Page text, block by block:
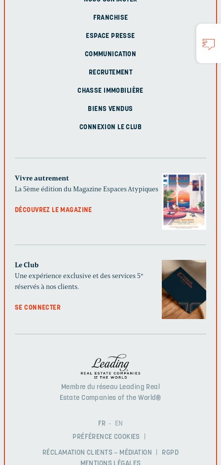
FRANCHISE
ESPACE PRESSE
COMMUNICATION
RECRUTEMENT
CHASSE IMMOBILIÈRE
BIENS VENDUS
CONNEXION LE CLUB
Vivre autrement
La 5ème édition du Magazine Espaces Atypiques
DÉCOUVREZ LE MAGAZINE
Le Club
Une expérience exclusive et des services 5*
réservés à nos clients.
SE CONNECTER
Membre du réseau Leading Real
Estate Companies of the World®
FR
EN
PRÉFÉRENCE COOKIES
RÉCLAMATION CLIENTS – MÉDIATION
RGPD